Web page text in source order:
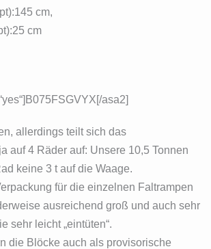
cm,
cm
asa2]
allerdings teilt sich das
auf 4 Räder auf: Unsere 10,5 Tonnen
keine 3 t auf die Waage.
für die einzelnen Faltrampen
ausreichend groß und auch sehr
sehr leicht „eintüten“.
die Blöcke auch als provisorische